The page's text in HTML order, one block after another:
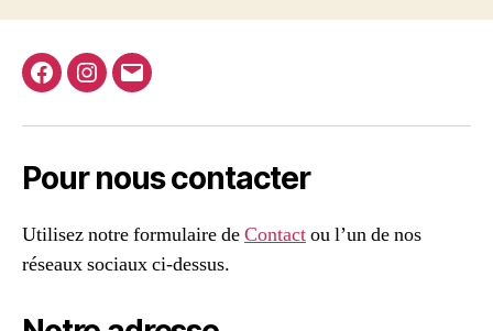
Facebook
Instagram
E-
Pour nous contacter
Utilisez notre formulaire deContactou l’un de nos
réseaux sociaux ci-dessus.